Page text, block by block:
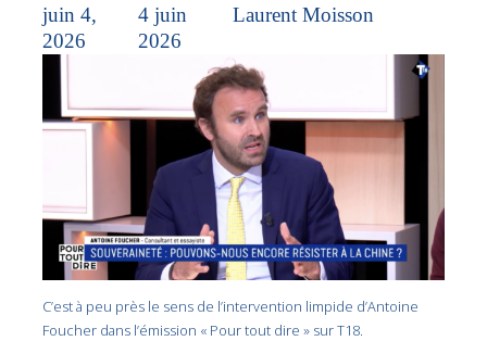
juin 4,
2026
4 juin
2026
Laurent Moisson
C’est à peu près le sens de l’intervention limpide d’Antoine
Foucher dans l’émission « Pour tout dire » sur T18.